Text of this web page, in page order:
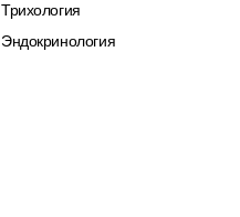
Трихология
Эндокринология